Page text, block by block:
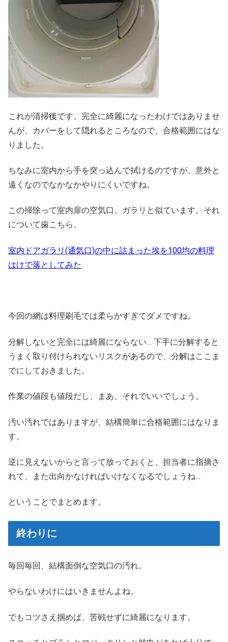
これが清掃後です。完全に綺麗になったわけではありませ
んが、カバーをして隠れるところなので、合格範囲にはな
りました。
ちなみに室内から手を突っ込んで拭けるのですが、意外と
遠くなのでなかなかやりにくいですね。
この掃除って室内扉の空気口、ガラリと似ています。それ
について歯こちら。
室内ドアガラリ(通気口)の中に詰まった埃を100均の料理
はけで落としてみた
今回の網は料理刷毛では柔らかすぎてダメですね。
分解しないと完全には綺麗にならない… 下手に分解すると
うまく取り付けられないリスクがあるので、分解はここま
でにしておきました。
作業の値段も値段だし、まあ、それでいいでしょう。
汚い汚れではありますが、結構簡単に合格範囲にはなりま
す。
逆に見えないからと言って放っておくと、担当者に指摘さ
れて、また出向かなければいけなくなるでしょうね…
ということでまとめます。
終わりに
毎回毎回、結構面倒な空気口の汚れ。
やらないわけにはいきませんよね。
でもコツさえ掴めば、苦戦せずに綺麗になります。